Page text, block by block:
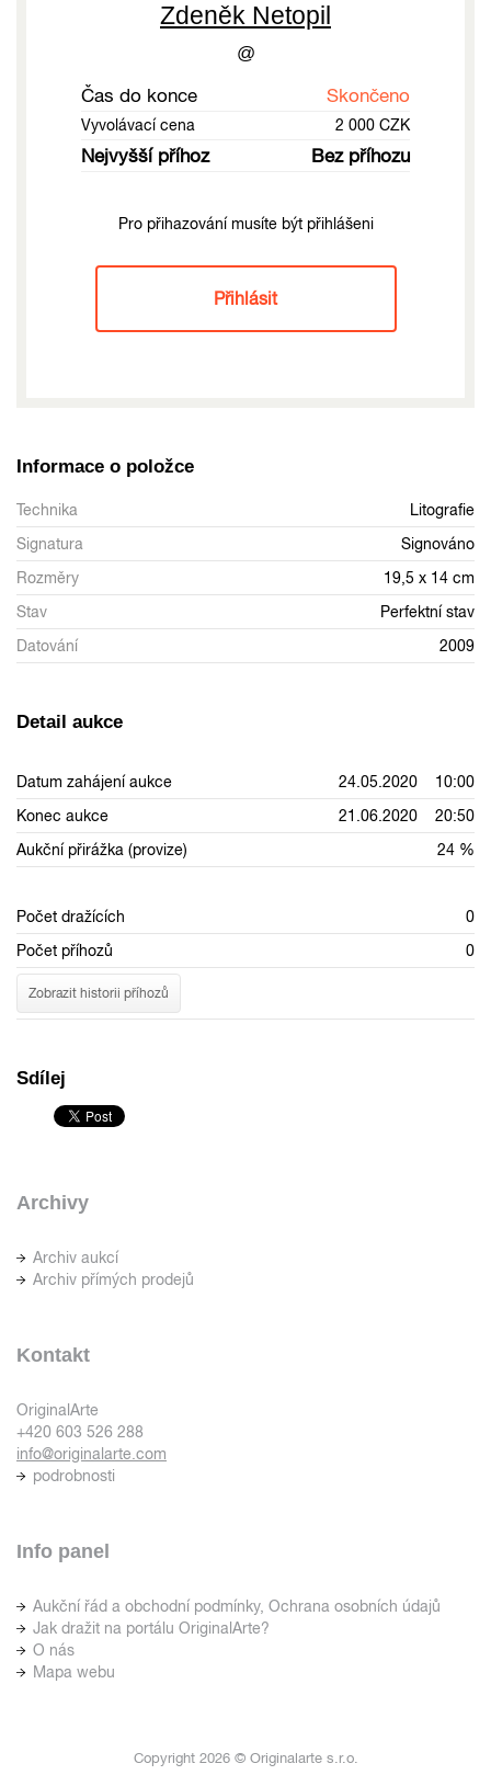
Zdeněk Netopil
@
Čas do konce Skončeno
Vyvolávací cena 2 000 CZK
Nejvyšší příhoz Bez příhozu
Pro přihazování musíte být přihlášeni
Přihlásit
Informace o položce
Technika
Litografie
Signatura
Signováno
Rozměry
19,5 x 14 cm
Stav
Perfektní stav
Datování
2009
Detail aukce
Datum zahájení aukce
24.05.2020 10:00
Konec aukce
21.06.2020 20:50
Aukční přirážka (provize)
24 %
Počet dražících
0
Počet příhozů
0
Zobrazit historii příhozů
Sdílej
Archivy
Archiv aukcí
Archiv přímých prodejů
Kontakt
OriginalArte
+420 603 526 288
info@originalarte.com
podrobnosti
Info panel
Aukční řád a obchodní podmínky, Ochrana osobních údajů
Jak dražit na portálu OriginalArte?
O nás
Mapa webu
Copyright 2026 © Originalarte s.r.o.